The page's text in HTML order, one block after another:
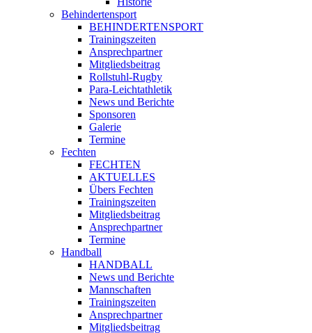
Behindertensport
BEHINDERTENSPORT
Trainingszeiten
Ansprechpartner
Mitgliedsbeitrag
Rollstuhl-Rugby
Para-Leichtathletik
News und Berichte
Sponsoren
Galerie
Termine
Fechten
FECHTEN
AKTUELLES
Übers Fechten
Trainingszeiten
Mitgliedsbeitrag
Ansprechpartner
Termine
Handball
HANDBALL
News und Berichte
Mannschaften
Trainingszeiten
Ansprechpartner
Mitgliedsbeitrag